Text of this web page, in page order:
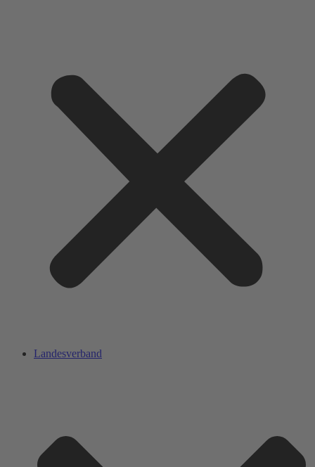
Landesverband